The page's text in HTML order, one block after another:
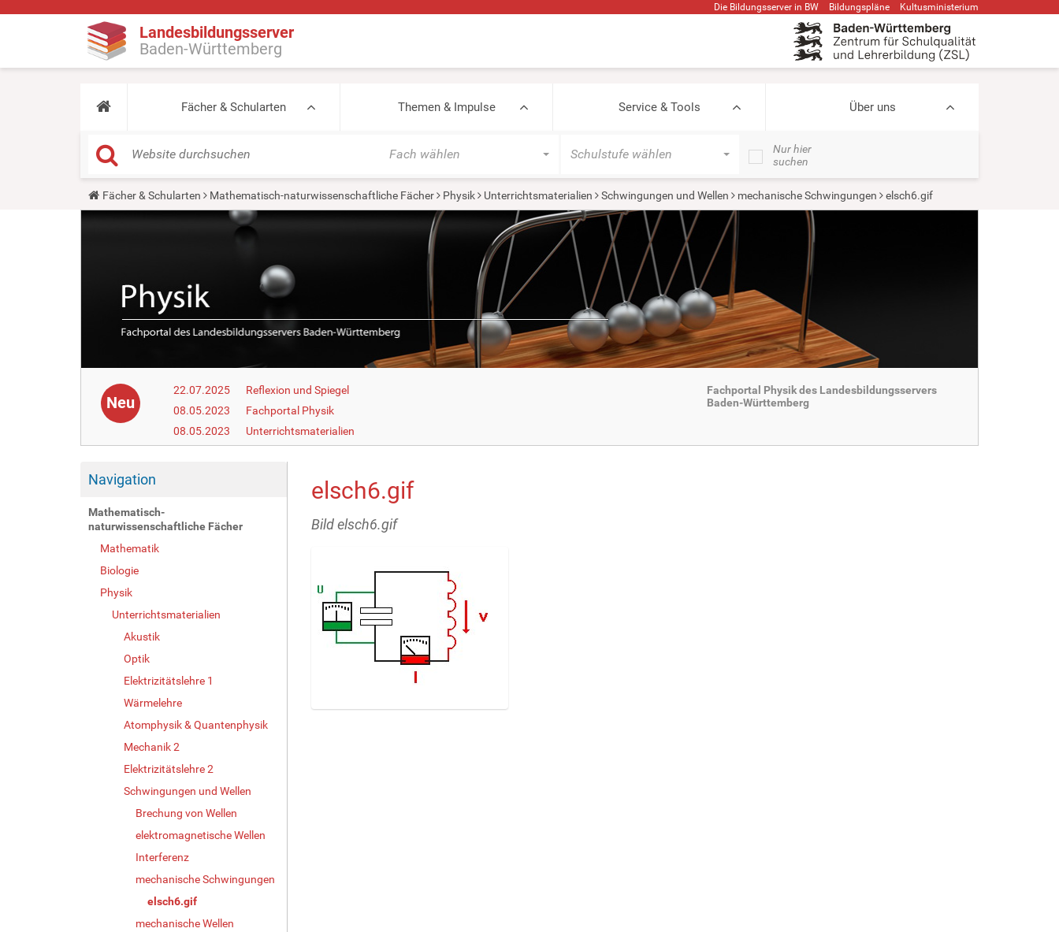
Die Bildungsserver in BW Bildungspläne Kultusministerium
Landesbildungsserver
Baden-Württemberg
Fächer & Schularten Themen & Impulse Service & Tools Über uns
Fach wählen Schulstufe wählen
Nur hier
suchen
Y
o
Fächer & Schularten Mathematisch-naturwissenschaftliche Fächer Physik Unterrichtsmaterialien Schwingungen und Wellen mechanische Schwingungen elsch6.gif
Neu
22.07.2025
Reflexion und Spiegel
08.05.2023
Fachportal Physik
08.05.2023
Unterrichtsmaterialien
Fachportal Physik des Landesbildungsservers
Baden-Württemberg
Navigation
Mathematisch-
naturwissenschaftliche Fächer
Mathematik
Biologie
Physik
Unterrichtsmaterialien
Akustik
Optik
Elektrizitätslehre 1
Wärmelehre
Atomphysik & Quantenphysik
Mechanik 2
Elektrizitätslehre 2
Schwingungen und Wellen
Brechung von Wellen
elektromagnetische Wellen
Interferenz
mechanische Schwingungen
elsch6.gif
mechanische Wellen
elsch6.gif
Bild elsch6.gif